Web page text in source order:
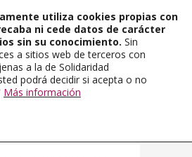
utiliza cookies propias con
ni cede datos de carácter
sin su conocimiento. Sin
a sitios web de terceros con
a la de Solidaridad
podrá decidir si acepta o no
Más información